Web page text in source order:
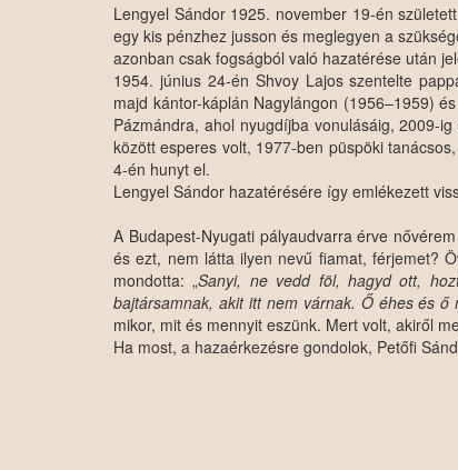
Lengyel Sándor 1925. november 19-én
egy kis pénzhez jusson és meglegyen a
azonban csak fogságból való hazatérése után
1954. június 24-én Shvoy Lajos szentelte
majd kántor-káplán Nagylángon (1956–1959)
Pázmándra, ahol nyugdíjba vonulásáig, 2009-
között esperes volt, 1977-ben püspöki
4-én hunyt el.
Lengyel Sándor hazatérésére így emlékezett
A Budapest-Nyugati pályaudvarra érve
és ezt, nem látta ilyen nevű fiamat, férjemet?
mondotta: „Sanyi, ne vedd föl, hagyd ott,
bajtársamnak, akit itt nem várnak. Ő éhes és ő
mikor, mit és mennyit eszünk. Mert volt, akiről
Ha most, a hazaérkezésre gondolok, Petőfi